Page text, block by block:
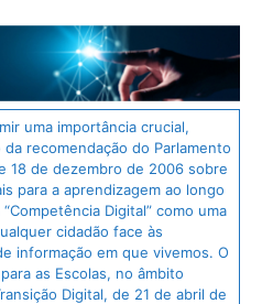
uma importância crucial,
recomendação do Parlamento
18 de dezembro de 2006 sobre
para a aprendizagem ao longo
Digital” como uma
cidadão face às
informação em que vivemos. O
as Escolas, no âmbito
Digital, de 21 de abril de